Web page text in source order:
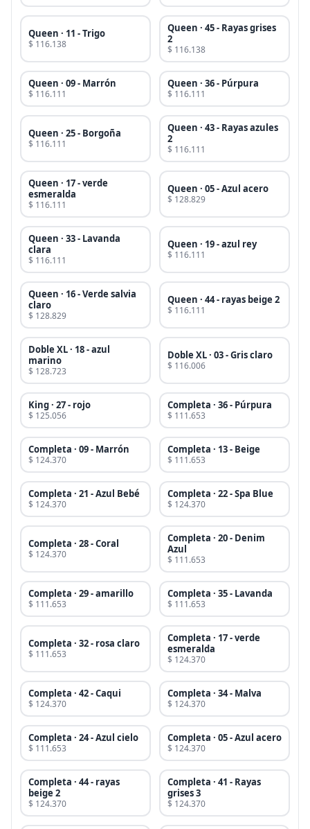
Queen · 11 - Trigo
$ 116.138
Queen · 45 - Rayas grises
2
$ 116.138
Queen · 09 - Marrón
$ 116.111
Queen · 36 - Púrpura
$ 116.111
Queen · 25 - Borgoña
$ 116.111
Queen · 43 - Rayas azules
2
$ 116.111
Queen · 17 - verde
esmeralda
$ 116.111
Queen · 05 - Azul acero
$ 128.829
Queen · 33 - Lavanda
clara
$ 116.111
Queen · 19 - azul rey
$ 116.111
Queen · 16 - Verde salvia
claro
$ 128.829
Queen · 44 - rayas beige 2
$ 116.111
Doble XL · 18 - azul
marino
$ 128.723
Doble XL · 03 - Gris claro
$ 116.006
King · 27 - rojo
$ 125.056
Completa · 36 - Púrpura
$ 111.653
Completa · 09 - Marrón
$ 124.370
Completa · 13 - Beige
$ 111.653
Completa · 21 - Azul Bebé
$ 124.370
Completa · 22 - Spa Blue
$ 124.370
Completa · 28 - Coral
$ 124.370
Completa · 20 - Denim
Azul
$ 111.653
Completa · 29 - amarillo
$ 111.653
Completa · 35 - Lavanda
$ 111.653
Completa · 32 - rosa claro
$ 111.653
Completa · 17 - verde
esmeralda
$ 124.370
Completa · 42 - Caqui
$ 124.370
Completa · 34 - Malva
$ 124.370
Completa · 24 - Azul cielo
$ 111.653
Completa · 05 - Azul acero
$ 124.370
Completa · 44 - rayas
beige 2
$ 124.370
Completa · 41 - Rayas
grises 3
$ 124.370